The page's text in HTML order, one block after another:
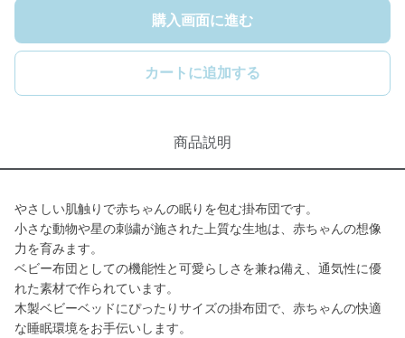
購入画面に進む
カートに追加する
商品説明
やさしい肌触りで赤ちゃんの眠りを包む掛布団です。
小さな動物や星の刺繍が施された上質な生地は、赤ちゃんの想像
力を育みます。
ベビー布団としての機能性と可愛らしさを兼ね備え、通気性に優
れた素材で作られています。
木製ベビーベッドにぴったりサイズの掛布団で、赤ちゃんの快適
な睡眠環境をお手伝いします。